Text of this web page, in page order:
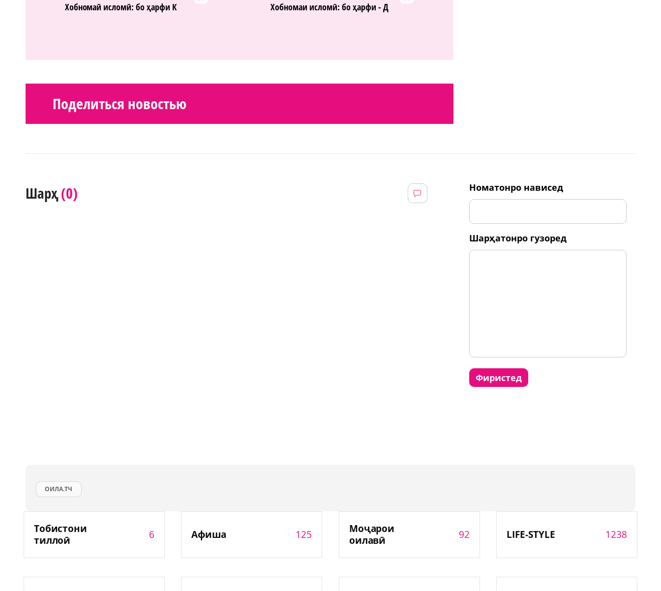
Хобномаӣ исломӣ: бо ҳарфи К Хобномаи исломӣ: бо ҳарфи - Д
Поделиться новостью
Шарҳ(0) номатонро нависед
шарҳатонро гузоред
фиристед
ОИЛА.ТЧ
Тобистони
тиллоӣ
6 Афиша 125
Моҷарои
оилавӣ
92 LIFE-STYLE 1238